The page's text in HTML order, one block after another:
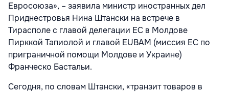
Евросоюза», – заявила министр иностранных дел
Приднестровья Нина Штански на встрече в
Тирасполе с главой делегации ЕС в Молдове
Пирккой Тапиолой и главой EUBAM (миссия ЕС по
приграничной помощи Молдове и Украине)
Франческо Бастальи.
Сегодня, по словам Штански, «транзит товаров в